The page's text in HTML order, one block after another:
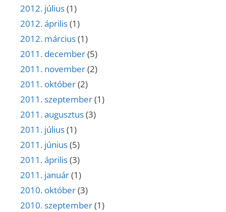
2012. július(1)
2012. április(1)
2012. március(1)
2011. december(5)
2011. november(2)
2011. október(2)
2011. szeptember(1)
2011. augusztus(3)
2011. július(1)
2011. június(5)
2011. április(3)
2011. január(1)
2010. október(3)
2010. szeptember(1)